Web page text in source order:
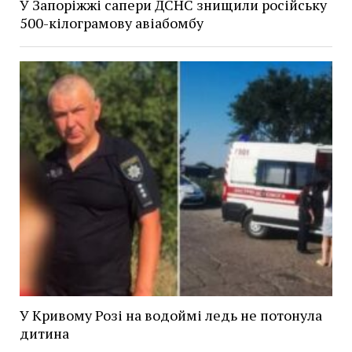
У Запоріжжі сапери ДСНС знищили російську
500-кілограмову авіабомбу
У Кривому Розі на водоймі ледь не потонула
дитина